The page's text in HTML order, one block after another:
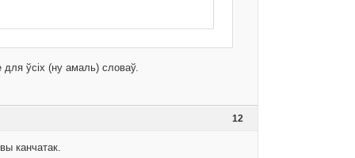
для ўсіх (ну амаль) словаў.
12
канчатак.